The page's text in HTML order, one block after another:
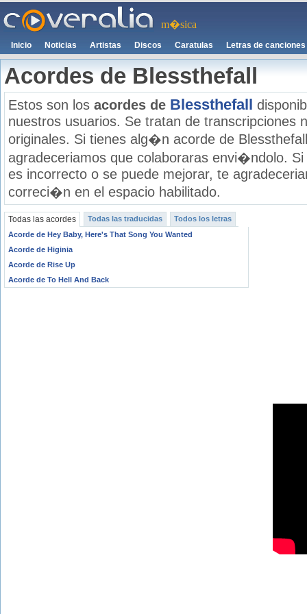
m�sica
Inicio Noticias Artistas Discos Caratulas Letras de canciones
Acordes de Blessthefall
Estos son los acordes de Blessthefall
nuestros usuarios. Se tratan de transcripciones
originales. Si tienes alg�n acorde de
agradeceriamos que colaboraras envi�ndolo.
es incorrecto o se puede mejorar, te
correci�n en el espacio habilitado.
Todas las acordes Todas las traducidas
Todos los letras
Acorde de Hey Baby, Here's That Song You Wanted
Acorde de Higinia
Acorde de Rise Up
Acorde de To Hell And Back